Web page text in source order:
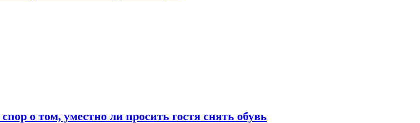
о том, уместно ли просить гостя снять обувь